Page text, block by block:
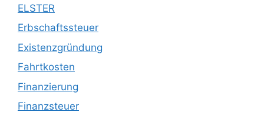
ELSTER
Erbschaftssteuer
Existenzgründung
Fahrtkosten
Finanzierung
Finanzsteuer